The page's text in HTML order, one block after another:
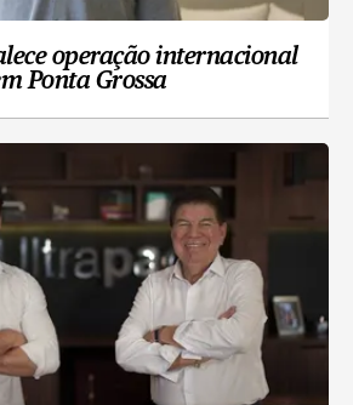
operação internacional
Ponta Grossa